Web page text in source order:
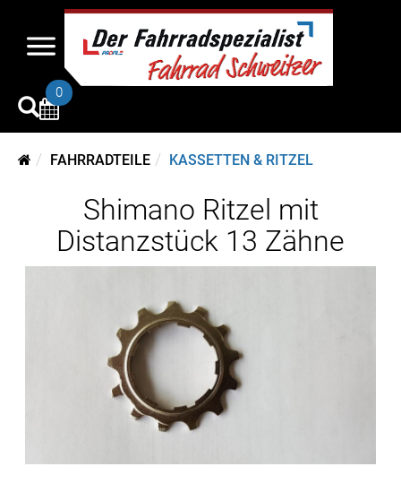
0
FAHRRADTEILE KASSETTEN & RITZEL
Shimano Ritzel mit
Distanzstück 13 Zähne